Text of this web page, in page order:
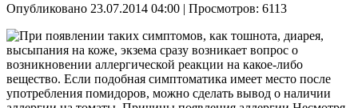
Опубликовано 23.07.2014 04:00 | Просмотров: 6113